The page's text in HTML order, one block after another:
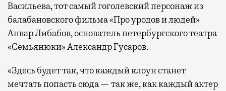
Васильева, тот самый гоголевский персонаж из
балабановского фильма «Про уродов и людей»
Анвар Либабов, основатель петербургского театра
«Семьянюки» Александр Гусаров.
«Здесь будет так, что каждый клоун станет
мечтать попасть сюда — так же, как каждый актер